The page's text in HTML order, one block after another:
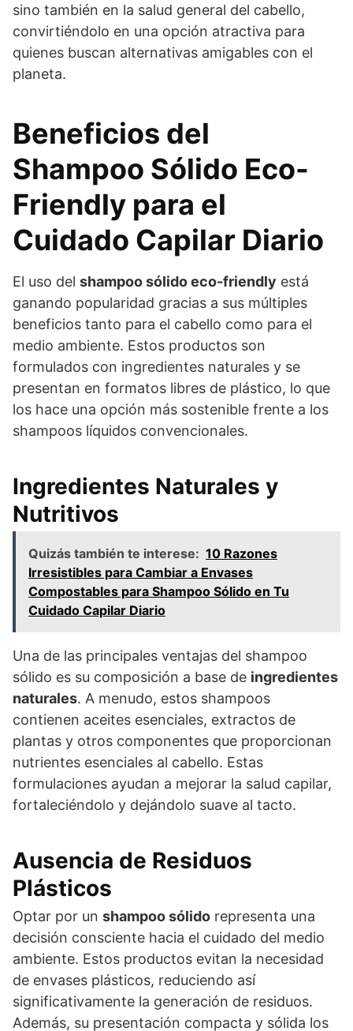
sino también en la salud general del cabello,
convirtiéndolo en una opción atractiva para
quienes buscan alternativas amigables con el
planeta.
Beneficios del
Shampoo Sólido Eco-
Friendly para el
Cuidado Capilar Diario
El uso del shampoo sólido eco-friendly está
ganando popularidad gracias a sus múltiples
beneficios tanto para el cabello como para el
medio ambiente. Estos productos son
formulados con ingredientes naturales y se
presentan en formatos libres de plástico, lo que
los hace una opción más sostenible frente a los
shampoos líquidos convencionales.
Ingredientes Naturales y
Nutritivos
Quizás también te interese: 10 Razones
Irresistibles para Cambiar a Envases
Compostables para Shampoo Sólido en Tu
Cuidado Capilar Diario
Una de las principales ventajas del shampoo
sólido es su composición a base de ingredientes
naturales. A menudo, estos shampoos
contienen aceites esenciales, extractos de
plantas y otros componentes que proporcionan
nutrientes esenciales al cabello. Estas
formulaciones ayudan a mejorar la salud capilar,
fortaleciéndolo y dejándolo suave al tacto.
Ausencia de Residuos
Plásticos
Optar por un shampoo sólido representa una
decisión consciente hacia el cuidado del medio
ambiente. Estos productos evitan la necesidad
de envases plásticos, reduciendo así
significativamente la generación de residuos.
Además, su presentación compacta y sólida los